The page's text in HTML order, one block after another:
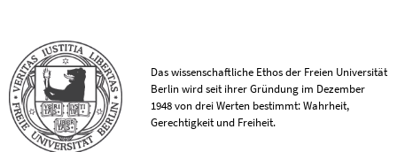
Das wissenschaftliche Ethos der Freien Universität
Berlin wird seit ihrer Gründung im Dezember
1948 von drei Werten bestimmt: Wahrheit,
Gerechtigkeit und Freiheit.